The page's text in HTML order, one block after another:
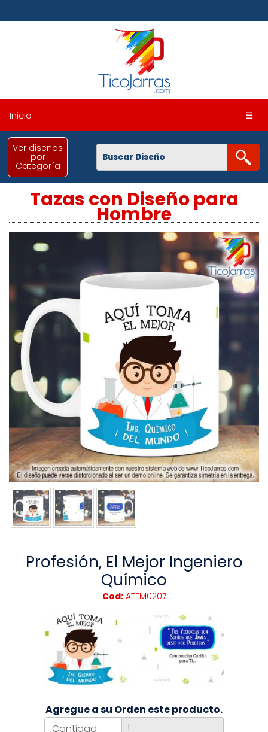
Inicio ☰
Ver diseños
por
Categoría
Tazas con Diseño para
Hombre
Profesión, El Mejor Ingeniero
Químico
Cod:ATEM0207
Agregue a su Orden este producto.
Cantidad: